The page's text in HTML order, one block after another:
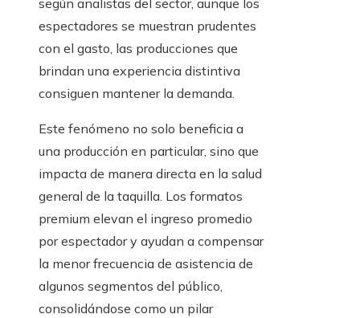
según analistas del sector, aunque los
espectadores se muestran prudentes
con el gasto, las producciones que
brindan una experiencia distintiva
consiguen mantener la demanda.
Este fenómeno no solo beneficia a
una producción en particular, sino que
impacta de manera directa en la salud
general de la taquilla. Los formatos
premium elevan el ingreso promedio
por espectador y ayudan a compensar
la menor frecuencia de asistencia de
algunos segmentos del público,
consolidándose como un pilar